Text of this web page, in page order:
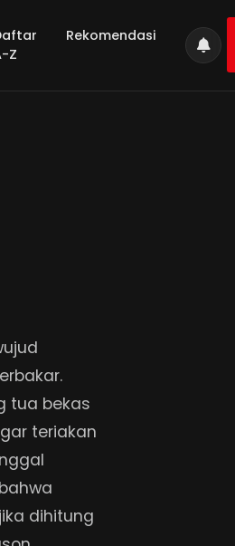
Z
Rekomendasi
tua bekas
teriakan
dihitung